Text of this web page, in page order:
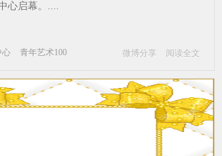
心启幕。....
心
青年艺术100
微博分享 阅读全文